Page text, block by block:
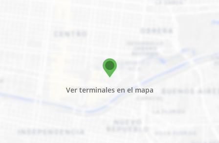
Ver terminales en el mapa